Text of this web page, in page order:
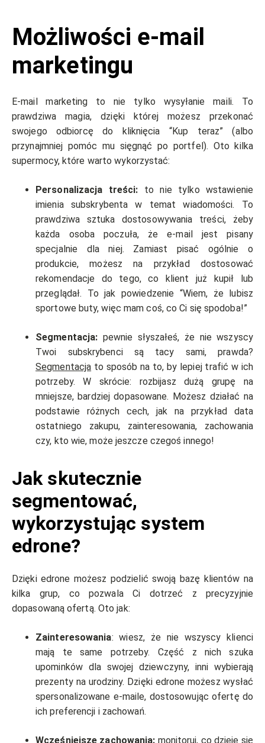
Możliwości e-mail
marketingu
E-mail marketing to nie tylko wysyłanie maili. To
prawdziwa magia, dzięki której możesz przekonać
swojego odbiorcę do kliknięcia “Kup teraz” (albo
przynajmniej pomóc mu sięgnąć po portfel). Oto kilka
supermocy, które warto wykorzystać:
Personalizacja treści: to nie tylko wstawienie
imienia subskrybenta w temat wiadomości. To
prawdziwa sztuka dostosowywania treści, żeby
każda osoba poczuła, że e-mail jest pisany
specjalnie dla niej. Zamiast pisać ogólnie o
produkcie, możesz na przykład dostosować
rekomendacje do tego, co klient już kupił lub
przeglądał. To jak powiedzenie “Wiem, że lubisz
sportowe buty, więc mam coś, co Ci się spodoba!”
Segmentacja: pewnie słyszałeś, że nie wszyscy
Twoi subskrybenci są tacy sami, prawda?
Segmentacja to sposób na to, by lepiej trafić w ich
potrzeby. W skrócie: rozbijasz dużą grupę na
mniejsze, bardziej dopasowane. Możesz działać na
podstawie różnych cech, jak na przykład data
ostatniego zakupu, zainteresowania, zachowania
czy, kto wie, może jeszcze czegoś innego!
Jak skutecznie
segmentować,
wykorzystując system
edrone?
Dzięki edrone możesz podzielić swoją bazę klientów na
kilka grup, co pozwala Ci dotrzeć z precyzyjnie
dopasowaną ofertą. Oto jak:
Zainteresowania: wiesz, że nie wszyscy klienci
mają te same potrzeby. Część z nich szuka
upominków dla swojej dziewczyny, inni wybierają
prezenty na urodziny. Dzięki edrone możesz wysłać
spersonalizowane e-maile, dostosowując ofertę do
ich preferencji i zachowań.
Wcześniejsze zachowania: monitoruj, co dzieje się